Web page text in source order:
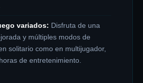
variados: Disfruta de una
y múltiples modos de
solitario como en multijugador,
de entretenimiento.